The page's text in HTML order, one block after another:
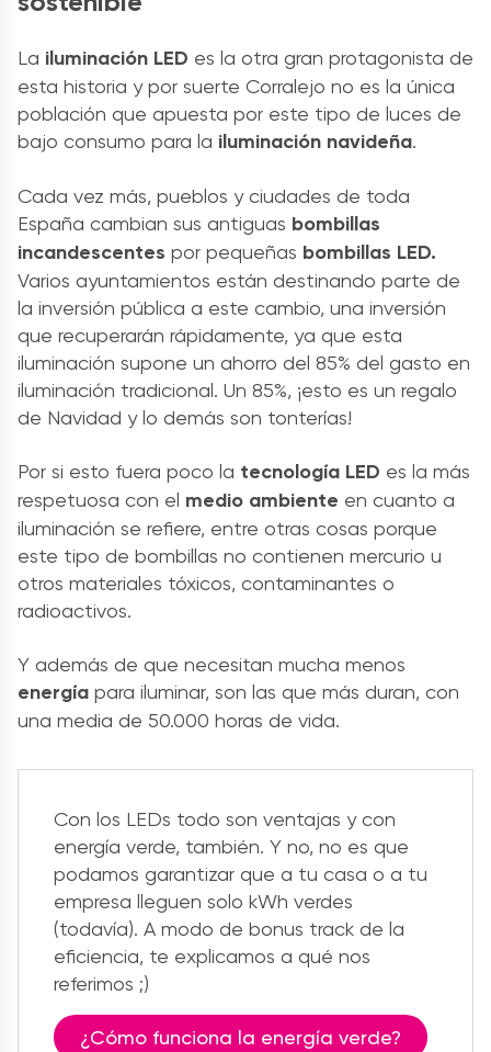
La iluminación LED es la otra gran protagonista de
esta historia y por suerte Corralejo no es la única
población que apuesta por este tipo de luces de
bajo consumo para la iluminación navideña.
Cada vez más, pueblos y ciudades de toda
España cambian sus antiguas bombillas
incandescentes por pequeñas bombillas LED.
Varios ayuntamientos están destinando parte de
la inversión pública a este cambio, una inversión
que recuperarán rápidamente, ya que esta
iluminación supone un ahorro del 85% del gasto en
iluminación tradicional. Un 85%, ¡esto es un regalo
de Navidad y lo demás son tonterías!
Por si esto fuera poco la tecnología LED es la más
respetuosa con el medio ambiente en cuanto a
iluminación se refiere, entre otras cosas porque
este tipo de bombillas no contienen mercurio u
otros materiales tóxicos, contaminantes o
radioactivos.
Y además de que necesitan mucha menos
energía para iluminar, son las que más duran, con
una media de 50.000 horas de vida.
Con los LEDs todo son ventajas y con
energía verde, también. Y no, no es que
podamos garantizar que a tu casa o a tu
empresa lleguen solo kWh verdes
(todavía). A modo de bonus track de la
eficiencia, te explicamos a qué nos
referimos ;)
¿Cómo funciona la energía verde?